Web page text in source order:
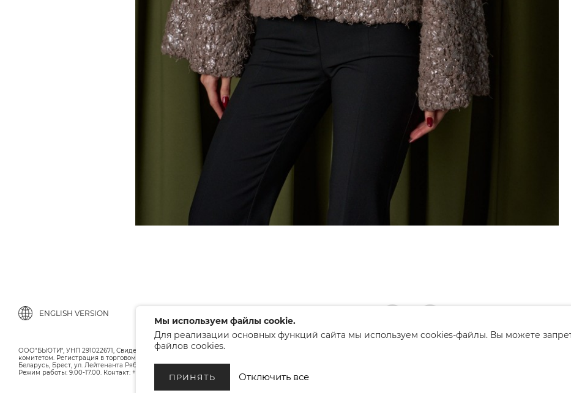
ENGLISH VERSION
ООО"БЬЮТИ", УНП 291022671, Свидельство о регистрации 05.10.2010 Брестским районым исполнительным
комитетом. Регистрация в торговом реестре 12.01.2018, номер 402445.
Беларусь, Брест, ул. Лейтенанта Рябцева 75
Режим работы: 9.00-17.00. Контакт: +375 (33) 379-10-80
Мы используем файлы cookie.
Для реализации основных функций сайта мы используем cookies-файлы. Вы можете
файлов cookies.
ПРИНЯТЬ Отключить все